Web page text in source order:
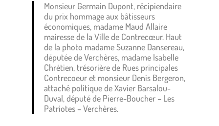
Monsieur Germain Dupont, récipiendaire
du prix hommage aux bâtisseurs
économiques, madame Maud Allaire
mairesse de la Ville de Contrecœur. Haut
de la photo madame Suzanne Dansereau,
députée de Verchères, madame Isabelle
Chrétien, trésorière de Rues principales
Contrecoeur et monsieur Denis Bergeron,
attaché politique de Xavier Barsalou-
Duval, député de Pierre-Boucher – Les
Patriotes – Verchères.